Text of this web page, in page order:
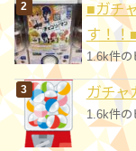
■ガチ
す！！
1.6k件の
ガチャ
1.6k件の